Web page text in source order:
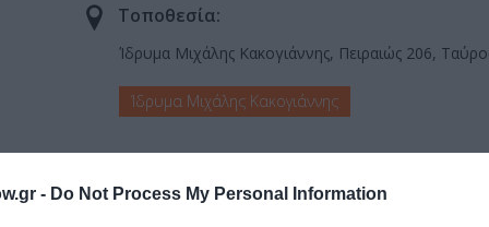
- Do Not Process My Personal Information
Τοποθεσία:
Ίδρυμα Μιχάλης Κακογιάννης, Πειραιώς 206,
Ίδρυμα Μιχάλης Κακογιάννης
τιμή: 10.00€: Κάτοχοι κάρτας ΣΕΗ / Μέλη του Πανελλήνιου
άνω των 65 ετών, ομάδες άνω των δέκα ατόμων